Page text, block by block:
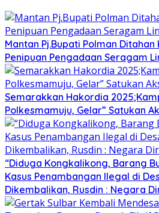
Mantan Pj.Bupati Polman
Penipuan Pengadaan Seragam
Semarakkan Hakordia
Polkesmamuju, Gelar” Satukan
“Diduga Kongkalikong, Barang
Kasus Penambangan Ilegal di
Dikembalikan, Rusdin : Negara